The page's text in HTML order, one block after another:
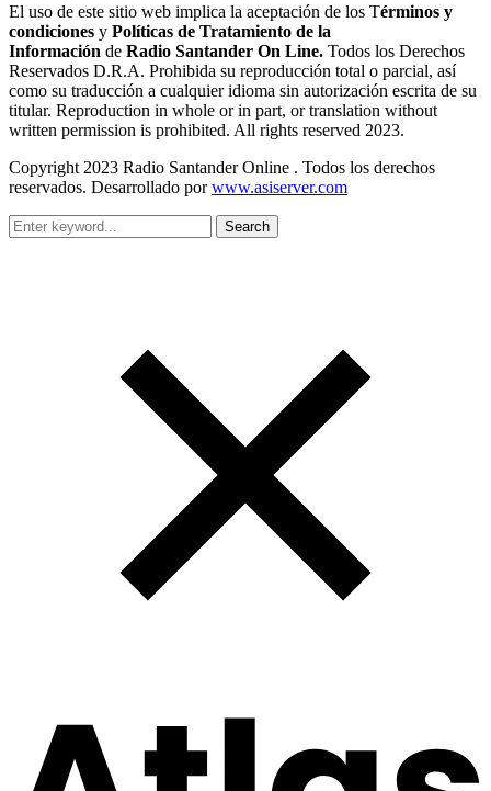
El uso de este sitio web implica la aceptación de los Términos y
condiciones y Políticas de Tratamiento de la
Información de Radio Santander On Line. Todos los Derechos
Reservados D.R.A. Prohibida su reproducción total o parcial, así
como su traducción a cualquier idioma sin autorización escrita de su
titular. Reproduction in whole or in part, or translation without
written permission is prohibited. All rights reserved 2023.
Copyright 2023 Radio Santander Online . Todos los derechos
reservados. Desarrollado porwww.asiserver.com
Search